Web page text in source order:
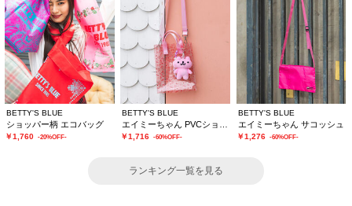
BETTY'S BLUE
ショッパー柄 エコバッグ
￥1,760 -20%OFF-
BETTY'S BLUE
￥1,716 -60%OFF-
BETTY'S BLUE
エイミーちゃん サコッシュ
￥1,276 -60%OFF-
ランキング一覧を見る